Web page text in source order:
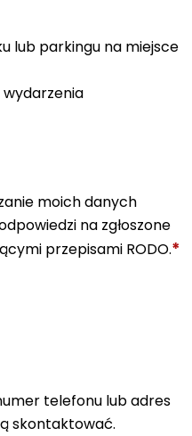
lub parkingu na miejsce
moich danych
na zgłoszone
przepisami RODO.*
telefonu lub adres
skontaktować.